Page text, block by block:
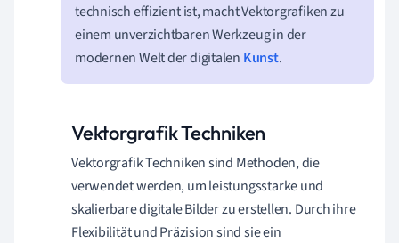
technisch effizient ist, macht Vektorgrafiken zu
einem unverzichtbaren Werkzeug in der
modernen Welt der digitalen Kunst.
Vektorgrafik Techniken
Vektorgrafik Techniken sind Methoden, die
verwendet werden, um leistungsstarke und
skalierbare digitale Bilder zu erstellen. Durch ihre
Flexibilität und Präzision sind sie ein